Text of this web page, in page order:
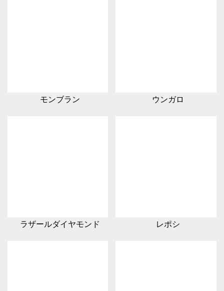
モンブラン ウンガロ
ラザールダイヤモンド レポシ